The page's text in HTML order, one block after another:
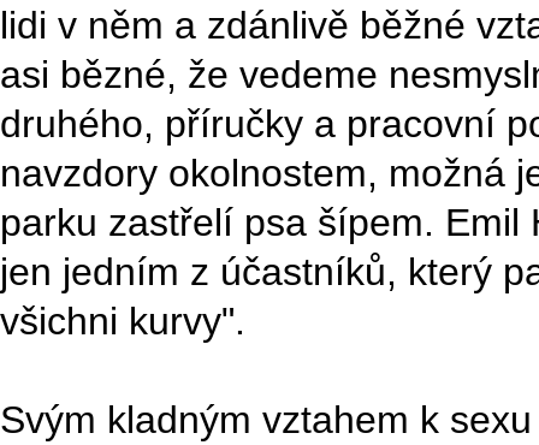
lidi v něm a zdánlivě běžné
asi bězné, že vedeme
druhého, příručky a pracovní
navzdory okolnostem, možná
parku zastřelí psa šípem. Emil
jen jedním z účastníků, který
všichni kurvy".
Svým kladným vztahem k